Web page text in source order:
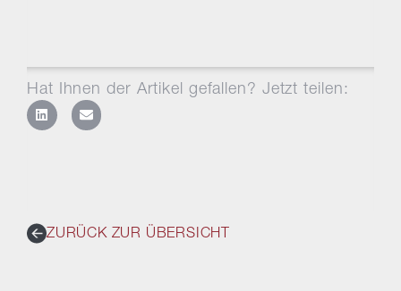
Hat Ihnen der Artikel gefallen? Jetzt teilen:
ZURÜCK ZUR ÜBERSICHT